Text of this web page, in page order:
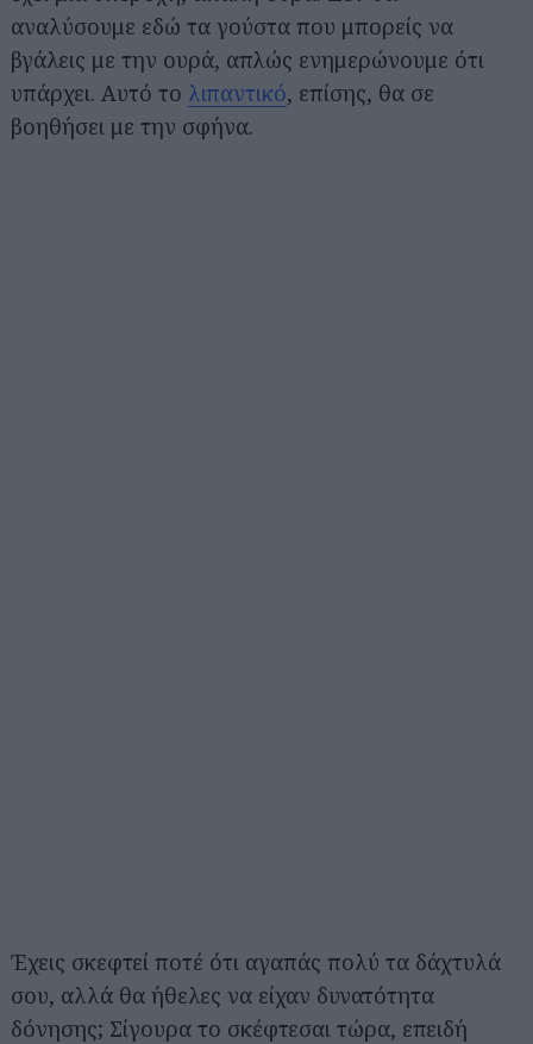
αναλύσουμε εδώ τα γούστα που μπορείς να
βγάλεις με την ουρά, απλώς ενημερώνουμε ότι
υπάρχει. Αυτό το λιπαντικό, επίσης, θα σε
βοηθήσει με την σφήνα.
Έχεις σκεφτεί ποτέ ότι αγαπάς πολύ τα δάχτυλά
σου, αλλά θα ήθελες να είχαν δυνατότητα
δόνησης; Σίγουρα το σκέφτεσαι τώρα, επειδή